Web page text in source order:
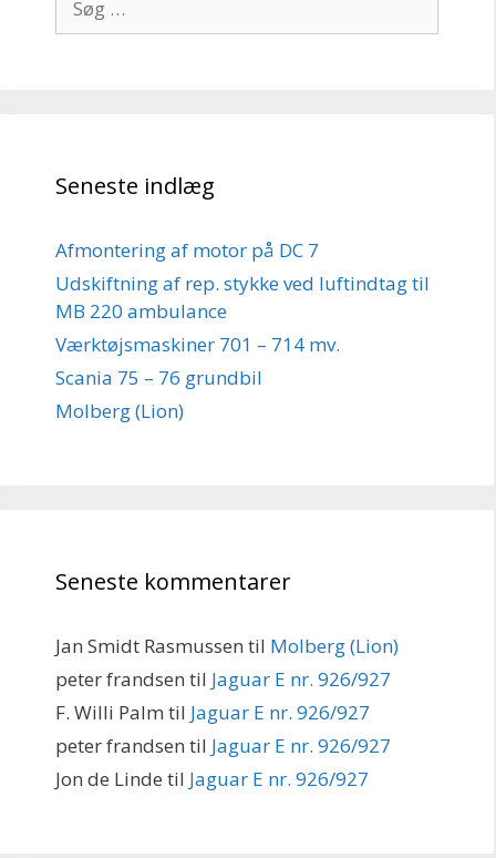
efter:
Seneste indlæg
Afmontering af motor på DC 7
Udskiftning af rep. stykke ved luftindtag til
MB 220 ambulance
Værktøjsmaskiner 701 – 714 mv.
Scania 75 – 76 grundbil
Molberg (Lion)
Seneste kommentarer
Jan Smidt Rasmussen til Molberg (Lion)
peter frandsen til Jaguar E nr. 926/927
F. Willi Palm til Jaguar E nr. 926/927
peter frandsen til Jaguar E nr. 926/927
Jon de Linde til Jaguar E nr. 926/927